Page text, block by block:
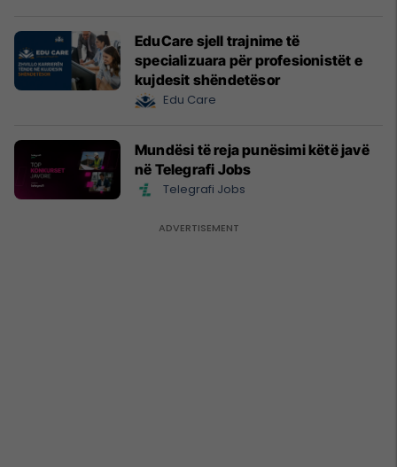
EduCare sjell trajnime të
specializuara për profesionistët e
kujdesit shëndetësor
Edu Care
Mundësi të reja punësimi këtë javë
në Telegrafi Jobs
Telegrafi Jobs